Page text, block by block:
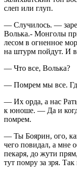
слеп или глуп.
— Случилось. —
Волька.- Монголы
лесом в огненное
на штурм пойдут. И
— Что все, Волька?
— Помрем мы все.
— Их орда, а нас
к юноше. — Да и
помрем.
— Ты Боярин, ого,
чего повидал, а мне
пекаря, до жути
тут помру за зря.